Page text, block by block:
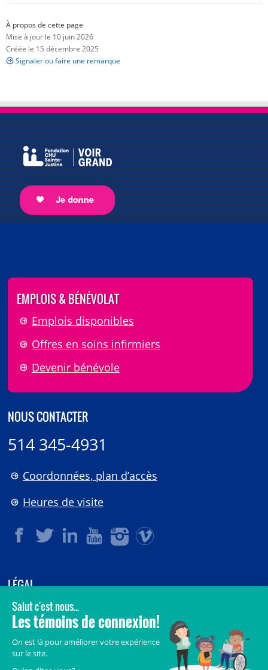
À propos de cette page
Mise à jour le 10 juin 2026
Créée le 15 décembre 2025
Signaler ou faire une remarque
EMPLOIS & BÉNÉVOLAT
Emplois disponibles
Offres en soins infirmiers
Devenir bénévole
NOUS CONTACTER
514 345-4931
Coordonnées, plan d’accès
Heures de visite
LÉGAL
© 2006-2026CHU Sainte-Justine.
Tous droits réservés.
Crédits
Accès aux documents des organismes publics